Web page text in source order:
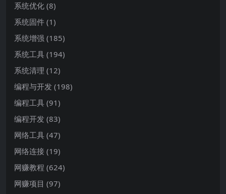
系统优化 (8)
系统固件 (1)
系统增强 (185)
系统工具 (194)
系统清理 (12)
编程与开发 (198)
编程工具 (91)
编程开发 (83)
网络工具 (47)
网络连接 (19)
网赚教程 (624)
网赚项目 (97)